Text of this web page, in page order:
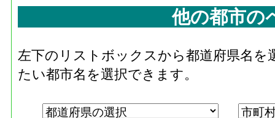
他の都市の
左下のリストボックスから都道府県名
たい都市名を選択できます。